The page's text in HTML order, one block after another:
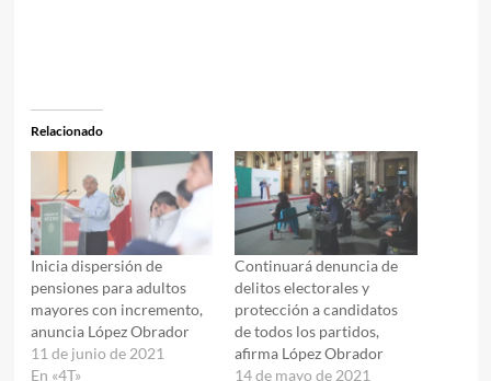
Relacionado
Inicia dispersión de
pensiones para adultos
mayores con incremento,
anuncia López Obrador
11 de junio de 2021
En «4T»
Continuará denuncia de
delitos electorales y
protección a candidatos
de todos los partidos,
afirma López Obrador
14 de mayo de 2021